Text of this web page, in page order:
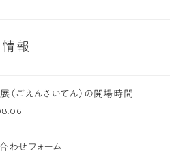
情報
（ごえんさいてん）の開場時間
わせフォーム